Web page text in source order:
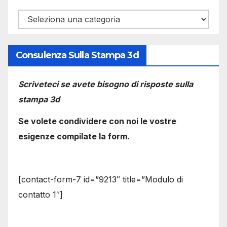
Categorie
Consulenza Sulla Stampa 3d
Scriveteci se avete bisogno di risposte sulla
stampa 3d
Se volete condividere con noi le vostre
esigenze compilate la form.
[contact-form-7 id=”9213″ title=”Modulo di
contatto 1″]